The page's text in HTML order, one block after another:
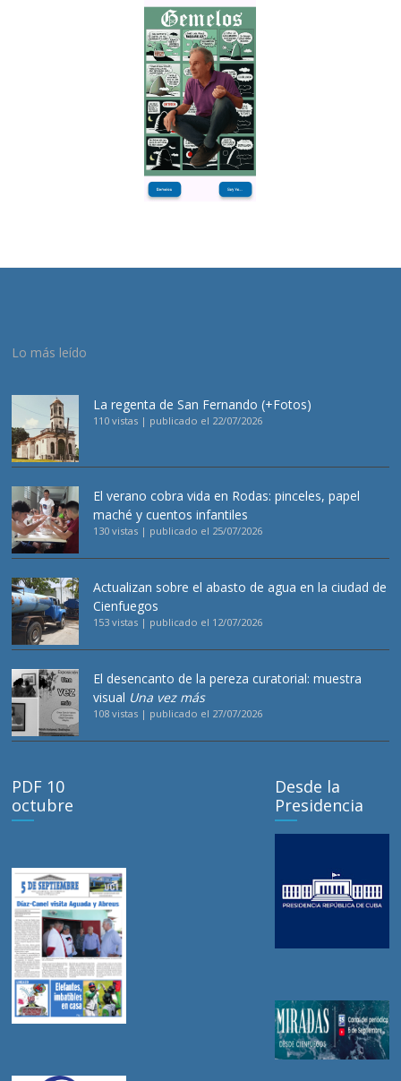
Lo más leído
La regenta de San Fernando (+Fotos)
110 vistas | publicado el 22/07/2026
El verano cobra vida en Rodas: pinceles, papel
maché y cuentos infantiles
130 vistas | publicado el 25/07/2026
Actualizan sobre el abasto de agua en la ciudad de
Cienfuegos
153 vistas | publicado el 12/07/2026
El desencanto de la pereza curatorial: muestra
visual Una vez más
108 vistas | publicado el 27/07/2026
PDF 10
octubre
Desde la
Presidencia